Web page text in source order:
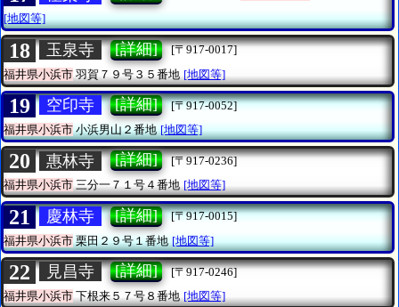
[地図等]
18 玉泉寺 [詳細]
[〒917-0017]
福井県小浜市 羽賀７９号３５番地 [地図等]
19 空印寺 [詳細]
[〒917-0052]
福井県小浜市小浜男山２番地 [地図等]
20 惠林寺 [詳細]
[〒917-0236]
福井県小浜市三分一７１号４番地 [地図等]
21 慶林寺 [詳細]
[〒917-0015]
福井県小浜市栗田２９号１番地 [地図等]
22 見昌寺 [詳細]
[〒917-0246]
福井県小浜市 下根来５７号８番地 [地図等]